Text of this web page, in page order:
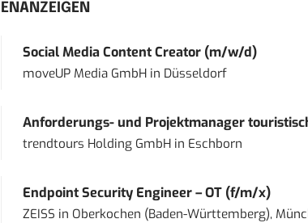
Social Media Content Creator (m/w/d)
moveUP Media GmbHin Düsseldorf
Anforderungs- und Projektmanager
trendtours Holding GmbHin Eschborn
Endpoint Security Engineer – OT (f/m/x)
ZEISS in Oberkochen (Baden-Württemberg),